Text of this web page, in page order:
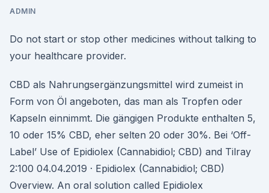
ADMIN
Do not start or stop other medicines without talking to
your healthcare provider.
CBD als Nahrungsergänzungsmittel wird zumeist in
Form von Öl angeboten, das man als Tropfen oder
Kapseln einnimmt. Die gängigen Produkte enthalten 5,
10 oder 15% CBD, eher selten 20 oder 30%. Bei ‘Off-
Label’ Use of Epidiolex (Cannabidiol; CBD) and Tilray
2:100 04.04.2019 · Epidiolex (Cannabidiol; CBD)
Overview. An oral solution called Epidiolex